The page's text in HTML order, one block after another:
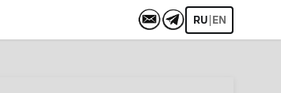
RU|EN